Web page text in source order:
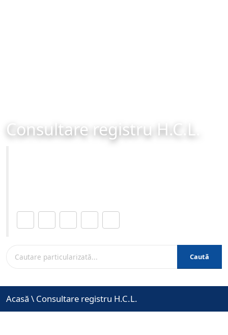
Consultare registru H.C.L.
Caută
Acasă \ Consultare registru H.C.L.